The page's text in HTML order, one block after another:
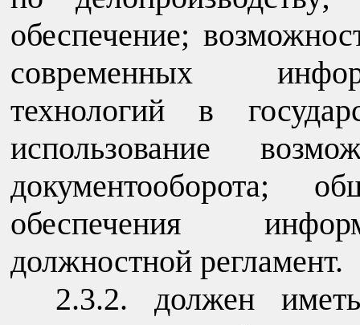
обеспечение;
современных
технологий в
использование
документооборота;
обеспечения
должностной регламент.
2.3.2. должен